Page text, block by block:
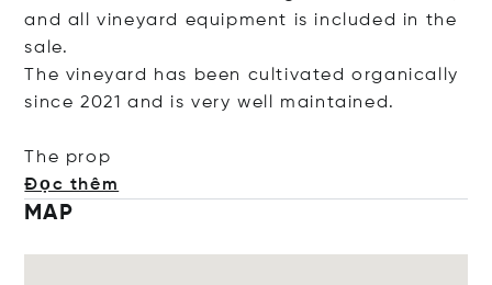
and all vineyard equipment is included in the
sale.
The vineyard has been cultivated organically
since 2021 and is very well maintained.
The prop
Đọc thêm
MAP